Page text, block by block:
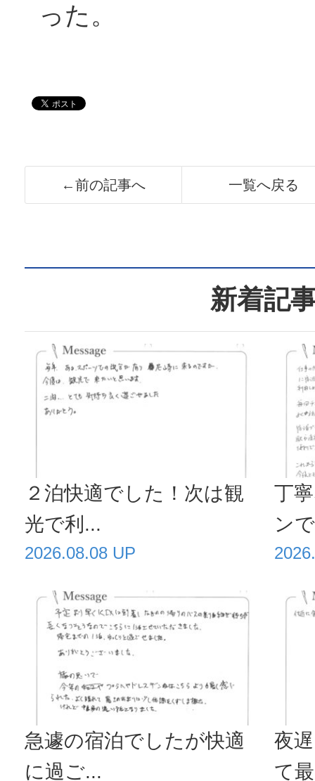
った。
←前の記事へ 一覧へ戻る
新着記
２泊快適でした！次は観
光で利...
2026.08.08 UP
丁
ン
急遽の宿泊でしたが快適
に過ご...
夜
て